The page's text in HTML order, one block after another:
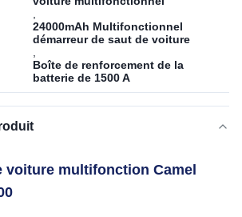
24000mAh Multifonctionnel
démarreur de saut de voiture
Boîte de renforcement de la
batterie de 1500 A
voiture multifonction Camel